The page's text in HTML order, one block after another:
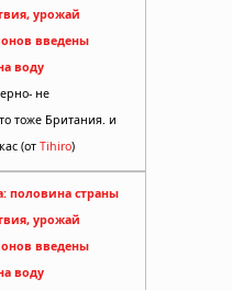
урожай
введены
воду
не
тоже Британия. и
(от Tihiro)
половина страны
урожай
введены
воду